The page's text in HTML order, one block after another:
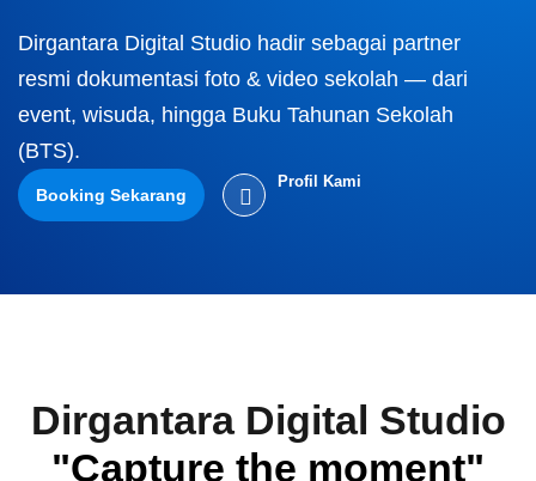
Dirgantara Digital Studio hadir sebagai partner
resmi dokumentasi foto & video sekolah — dari
event, wisuda, hingga Buku Tahunan Sekolah
(BTS).
Booking Sekarang
Profil Kami
Dirgantara Digital Studio
"Capture the moment"